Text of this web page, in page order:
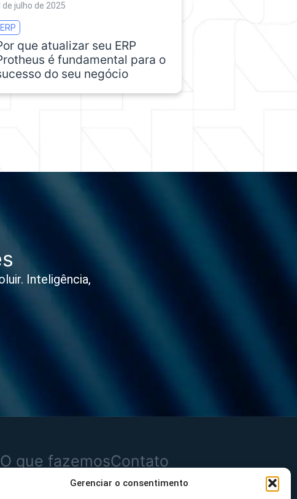
Gerenciar o consentimento
de julho de 2025
ERP
que atualizar seu ERP
é fundamental para o
do seu negócio
Inteligência,
O que fazemosContato
Mensagem